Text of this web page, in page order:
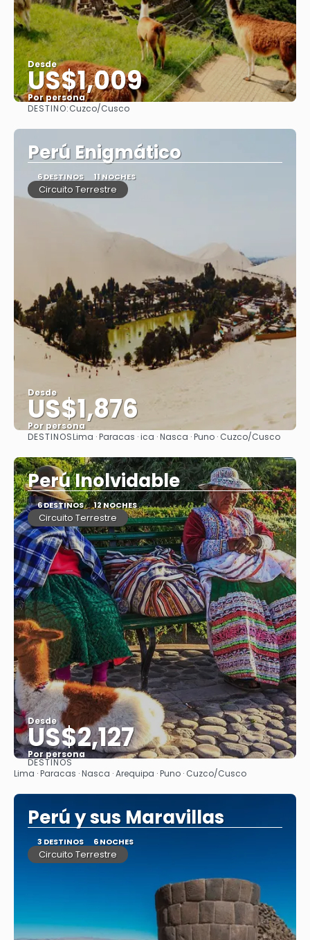
Desde
US$1,009
Por persona
DESTINO:Cuzco/Cusco
Perú Enigmático
6 DESTINOS 11 NOCHES
Circuito Terrestre
Desde
US$1,876
Por persona
Ver
DESTINOSLima · Paracas · ica · Nasca · Puno · Cuzco/Cusco
Perú Inolvidable
6 DESTINOS 12 NOCHES
Circuito Terrestre
Desde
US$2,127
Por persona
Ver
DESTINOS
Lima · Paracas · Nasca · Arequipa · Puno · Cuzco/Cusco
Perú y sus Maravillas
3 DESTINOS 6 NOCHES
Circuito Terrestre